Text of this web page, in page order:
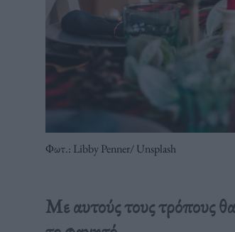
Φωτ.: Libby Penner/ Unsplash
Με αυτούς τους τρόπους